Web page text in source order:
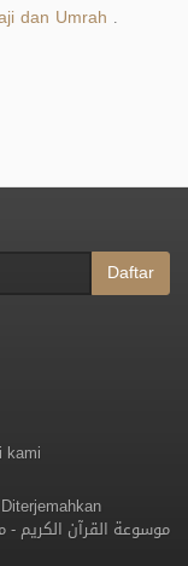
dan Umrah
Daftar
kami
موسوعة القرآن الكريم -